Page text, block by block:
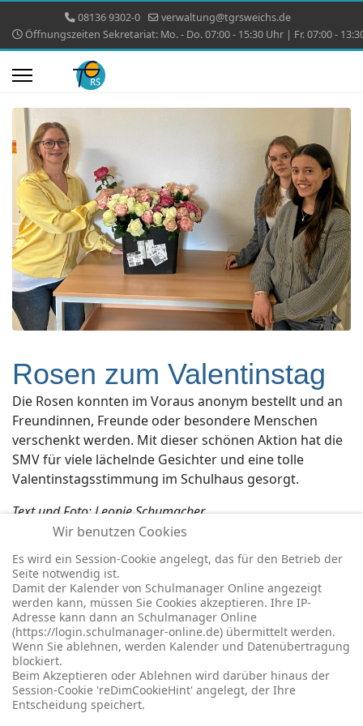
08136 9302-0
verwaltung@tgrsweichs.de
Öffnungszeiten Sekretariat: Mo. - Do. 07:00 - 15:30 Uhr | Fr. 07:00 -
Rosen zum Valentinstag
Die Rosen konnten im Voraus anonym bestellt und an
Freundinnen, Freunde oder besondere Menschen
verschenkt werden. Mit dieser schönen Aktion hat die
SMV für viele lächelnde Gesichter und eine tolle
Valentinstagsstimmung im Schulhaus gesorgt.
Text und Foto: Leonie Schumacher
Vorheriger Beitrag: Reanimationspuppen
Zurück
© 2026 -
Einstellungen-Redaktionslogin
Wir benutzen Cookies
Es wird ein Session-Cookie angelegt, das für den Betrieb der
Seite notwendig ist.
Damit der Kalender von Schulmanager Online angezeigt
werden kann, müssen Sie Cookies akzeptieren. Ihre IP-
Adresse kann dann an Schulmanager Online
(https://login.schulmanager-online.de) übermittelt werden.
Wenn Sie ablehnen, werden Kalender und Datenübertragung
blockiert.
Beim Akzeptieren oder Ablehnen wird darüber hinaus der
Session-Cookie 'reDimCookieHint' angelegt, der Ihre
Entscheidung speichert.